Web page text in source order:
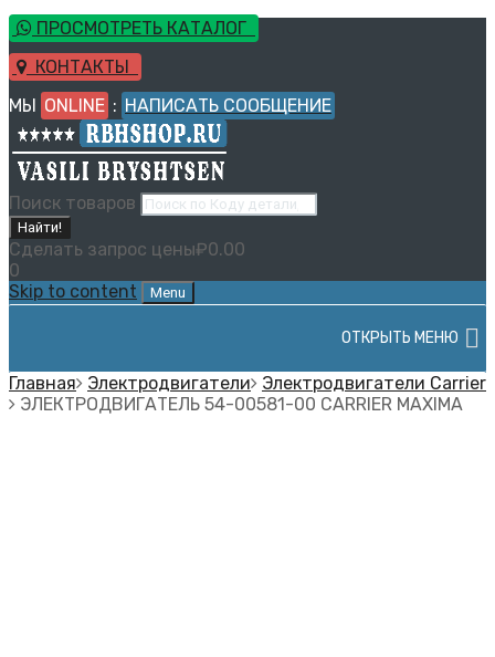
ПРОСМОТРЕТЬ КАТАЛОГ
КОНТАКТЫ
МЫ ONLINE : НАПИСАТЬ СООБЩЕНИЕ
Поиск товаров
Найти!
Сделать запрос цены₽0.00
0
Skip to content
Menu
ОТКРЫТЬ МЕНЮ
Главная Электродвигатели
Электродвигатели Carrier
ЭЛЕКТРОДВИГАТЕЛЬ 54-00581-00 CARRIER MAXIMA